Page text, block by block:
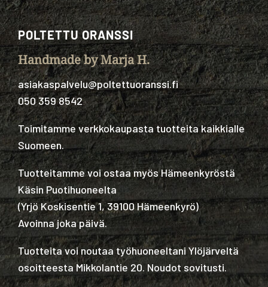
POLTETTU ORANSSI
Handmade by Marja H.
asiakaspalvelu@poltettuoranssi.fi
050 359 8542
Toimitamme verkkokaupasta tuotteita kaikkialle
Suomeen.
Tuotteitamme voi ostaa myös Hämeenkyröstä
Käsin Puotihuoneelta
(Yrjö Koskisentie 1, 39100 Hämeenkyrö)
Avoinna joka päivä.
Tuotteita voi noutaa työhuoneeltani Ylöjärveltä
osoitteesta Mikkolantie 20. Noudot sovitusti.